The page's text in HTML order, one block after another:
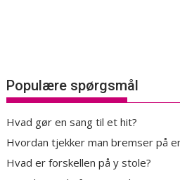
Populære spørgsmål
Hvad gør en sang til et hit?
Hvordan tjekker man bremser på
Hvad er forskellen på y stole?